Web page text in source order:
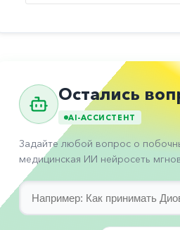
Остались
AI-АССИСТЕНТ
Задайте любой вопрос о
медицинская ИИ нейросеть